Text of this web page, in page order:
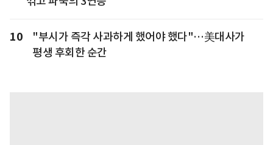
10
"부시가 즉각 사과하게 했어야 했다"…美대사가
평생 후회한 순간